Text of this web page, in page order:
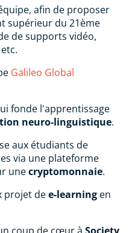
afin de proposer
supérieur du 21ème
de supports vidéo,
Galileo Global
fonde l'apprentissage
neuro-linguistique.
aux étudiants de
via une plateforme
unecryptomonnaie.
projet dee-learning en